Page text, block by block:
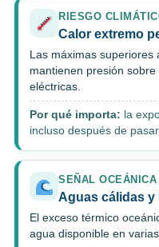
RIESGO
Calor extremo
Las máximas superiores
mantienen presión
eléctricas.
Por qué importa: la
incluso después de
SEÑAL
Aguas cálidas y
El exceso térmico
agua disponible en